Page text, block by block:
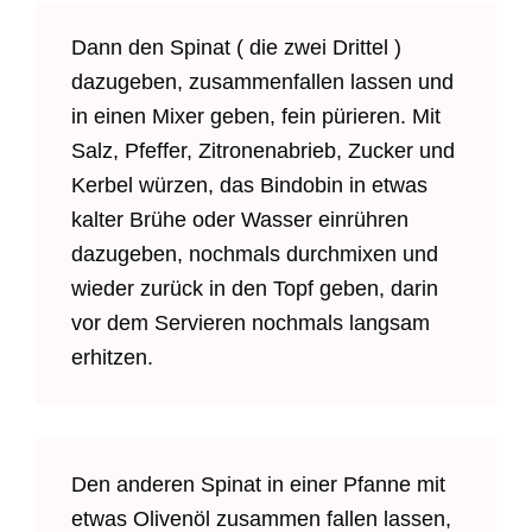
Dann den Spinat ( die zwei Drittel )
dazugeben, zusammenfallen lassen und
in einen Mixer geben, fein pürieren. Mit
Salz, Pfeffer, Zitronenabrieb, Zucker und
Kerbel würzen, das Bindobin in etwas
kalter Brühe oder Wasser einrühren
dazugeben, nochmals durchmixen und
wieder zurück in den Topf geben, darin
vor dem Servieren nochmals langsam
erhitzen.
Den anderen Spinat in einer Pfanne mit
etwas Olivenöl zusammen fallen lassen,